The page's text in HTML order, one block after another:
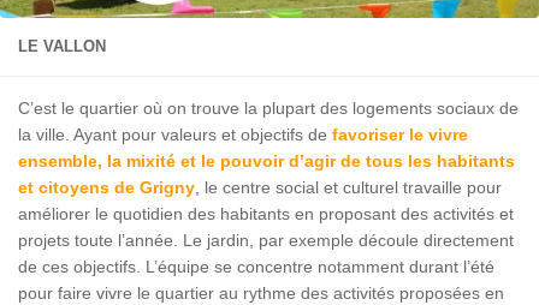
LE VALLON
C’est le quartier où on trouve la plupart des logements sociaux de
la ville. Ayant pour valeurs et objectifs de favoriser le vivre
ensemble, la mixité et le pouvoir d’agir de tous les habitants
et citoyens de Grigny, le centre social et culturel travaille pour
améliorer le quotidien des habitants en proposant des activités et
projets toute l’année. Le jardin, par exemple découle directement
de ces objectifs. L’équipe se concentre notamment durant l’été
pour faire vivre le quartier au rythme des activités proposées en